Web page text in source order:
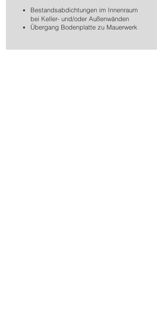
Bestandsabdichtungen im Innenraum
bei Keller- und/oder Außenwänden
Übergang Bodenplatte zu Mauerwerk